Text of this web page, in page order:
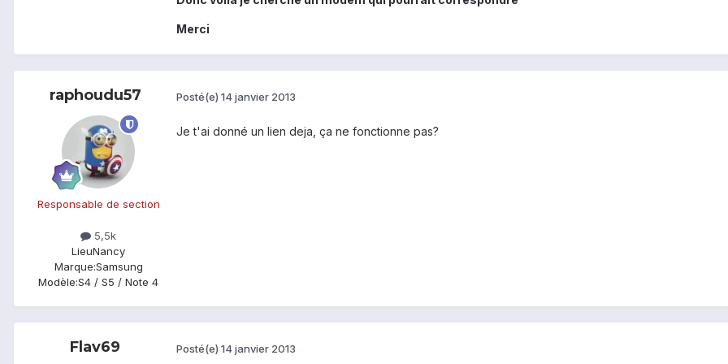
Merci
raphoudu57
Responsable de section
5,5k
LieuNancy
Marque:Samsung
Modèle:S4 / S5 / Note 4
Posté(e) 14 janvier 2013
Je t'ai donné un lien deja, ça ne fonctionne pas?
Flav69 Posté(e) 14 janvier 2013